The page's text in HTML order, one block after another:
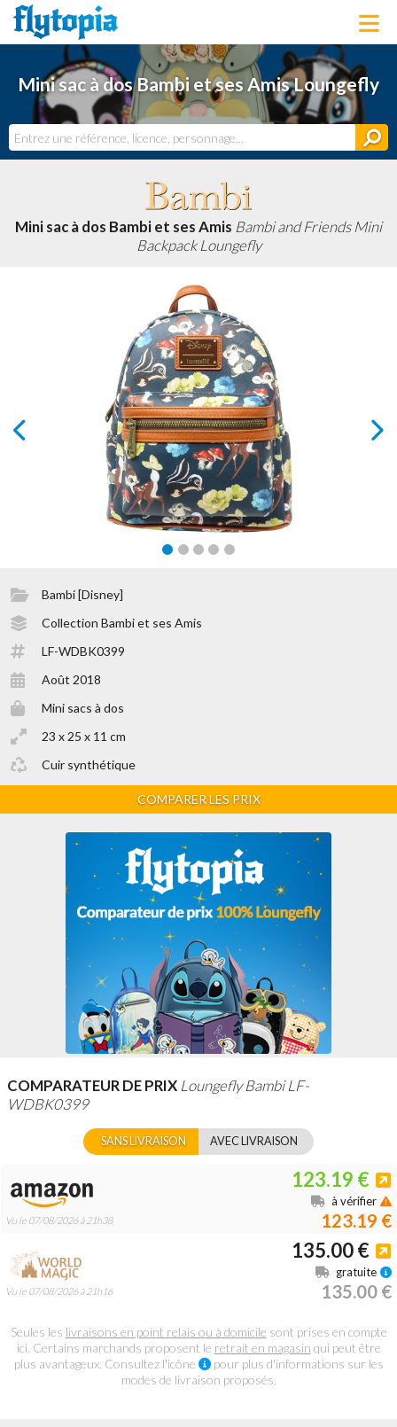
LOUNGEFLY
LICENCES
NOUVEAUTÉS
BONS PLANS
ACTUALITÉS
DERNIERS AJOUTS
Mini sac à dos Bambi et ses Amis Loungefly
Mini sac à dos Bambi et ses Amis Bambi and Friends Mini
Backpack Loungefly
Bambi [Disney]
Collection Bambi et ses Amis
LF-WDBK0399
Août 2018
Mini sacs à dos
23 x 25 x 11 cm
Cuir synthétique
COMPARER LES PRIX
COMPARATEUR DE PRIX Loungefly Bambi LF-
WDBK0399
SANS LIVRAISON AVEC LIVRAISON
Vu le 07/08/2026 à 21h38
123.19 €
123.19 €
à vérifier
Vu le 07/08/2026 à 21h16
135.00 €
135.00 €
gratuite
Seules les livraisons en point relais ou à domicile sont prises en compte
ici. Certains marchands proposent le retrait en magasin qui peut être
plus avantageux. Consultez l'icône
pour plus d'informations sur les
modes de livraison proposés.